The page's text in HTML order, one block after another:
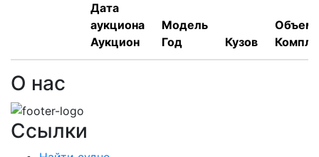
Дата
аукциона
Аукцион
Модель
Год
Кузов
Объем,
О нас
Ссылки